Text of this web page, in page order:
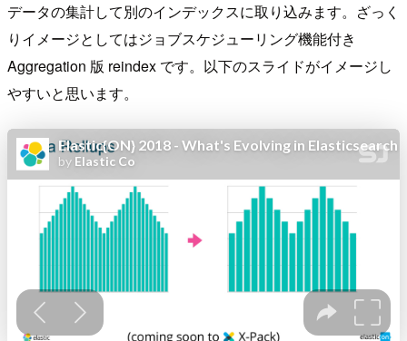
データの集計して別のインデックスに取り込みます。ざっく
りイメージとしてはジョブスケジューリング機能付き
Aggregation 版 reindex です。以下のスライドがイメージし
やすいと思います。